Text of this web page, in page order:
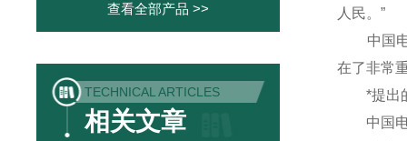
查看全部产品 >>
TECHNICAL ARTICLES
相关文章
人民。”
中国电
在了非常
*提出的
中国电